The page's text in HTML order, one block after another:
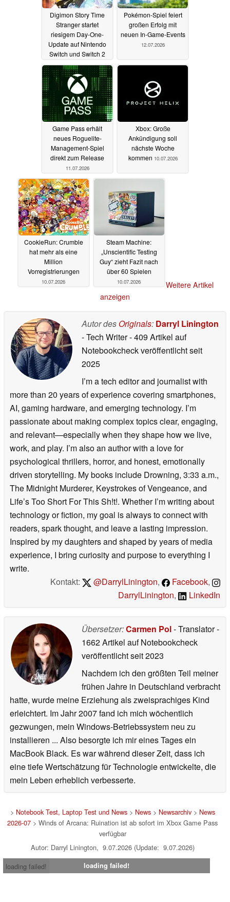
Digimon Story Time
Stranger startet
riesigem Day-One-
Update auf Nintendo
Switch und Switch 2
12.07.2026
Pokémon-Spiel feiert
großen Erfolg mit
neuen In-Game-Events
12.07.2026
Game Pass erhält
neues Roguelite-
Management-Spiel
direkt zum Release
11.07.2026
Xbox: Große
Ankündigung soll
nächste Woche
kommen 10.07.2026
CookieRun: Crumble
hat mehr als eine
Million
Vorregistrierungen
10.07.2026
Steam Machine:
„Unscientific Testing
Guy“ zieht Fazit nach
über 60 Spielen
10.07.2026
Weitere Artikel
anzeigen
Autor des Originals: Darryl Linington
- Tech Writer- 409 Artikel auf
Notebookcheck veröffentlichtseit
2025
I’m a tech editor and journalist with
more than 20 years of experience covering smartphones,
AI, gaming hardware, and emerging technology. I’m
passionate about making complex topics clear, engaging,
and relevant—especially when they shape how we live,
work, and play. I’m also an author with a love for
psychological thrillers, horror, and honest, emotionally
driven storytelling. My books include Drowning, 3:33 a.m.,
The Midnight Murderer, Keystrokes of Vengeance, and
Life’s Too Short For This Sh!t!. Whether I’m writing about
technology or fiction, my goal is always to connect with
readers, spark thought, and leave a lasting impression.
Inspired by my daughters and shaped by years of media
experience, I bring curiosity and purpose to everything I
write.
Kontakt:
@DarrylLinington, Facebook,
DarrylLinington, LinkedIn
Übersetzer:Carmen Pol- Translator-
1662 Artikel auf Notebookcheck
veröffentlichtseit 2023
Nachdem ich den größten Teil meiner
frühen Jahre in Deutschland verbracht
hatte, wurde meine Erziehung als zweisprachiges Kind
erleichtert. Im Jahr 2007 fand ich mich wöchentlich
gezwungen, mein Windows-Betriebssystem neu zu
installieren ... Also besorgte ich mir eines Tages ein
MacBook Black. Es war während dieser Zeit, dass ich
eine tiefe Wertschätzung für Technologie entwickelte, die
mein Leben erheblich verbesserte.
> Notebook Test, Laptop Test und News> News> Newsarchiv> News
2026-07 > Winds of Arcana: Ruination ist ab sofort im Xbox Game Pass
verfügbar
Autor: Darryl Linington, 9.07.2026 (Update: 9.07.2026)
loading failed!
loading failed!